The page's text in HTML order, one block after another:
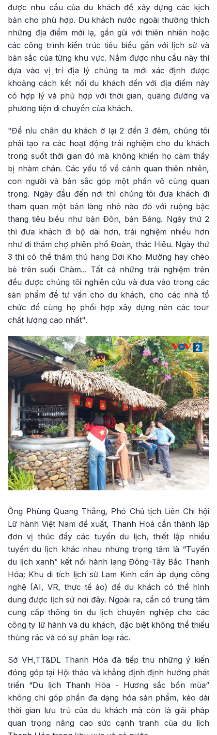
được nhu cầu của du khách để xây dựng các kịch
bản cho phù hợp. Du khách nước ngoài thường thích
những địa điểm mới lạ, gần gũi với thiên nhiên hoặc
các công trình kiến trúc tiêu biểu gắn với lịch sử và
bản sắc của từng khu vực. Nắm được nhu cầu này thì
dựa vào vị trí địa lý chúng ta mới xác định được
khoảng cách kết nối du khách đến với địa điểm này
có hợp lý và phù hợp với thời gian, quãng đường và
phương tiện di chuyển của khách.
"Để níu chân du khách ở lại 2 đến 3 đêm, chúng tôi
phải tạo ra các hoạt động trải nghiệm cho du khách
trong suốt thời gian đó mà không khiến họ cảm thấy
bị nhàm chán. Các yếu tố về cảnh quan thiên nhiên,
con người và bản sắc góp một phần vô cùng quan
trọng. Ngày đầu đến nơi thì chúng tôi đưa khách đi
tham quan một bản làng nhỏ nào đó với ruộng bậc
thang tiêu biểu như bản Đôn, bản Báng. Ngày thứ 2
thì đưa khách đi bộ dài hơn, trải nghiệm nhiều hơn
như đi thăm chợ phiên phố Đoàn, thác Hiêu. Ngày thứ
3 thì có thể thăm thú hang Dơi Kho Mường hay chèo
bè trên suối Chàm... Tất cả những trải nghiệm trên
đều được chúng tôi nghiên cứu và đưa vào trong các
sản phẩm để tư vấn cho du khách, cho các nhà tổ
chức để cùng họ phối hợp xây dựng nên các tour
chất lượng cao nhất".
Ông Phùng Quang Thắng, Phó Chủ tịch Liên Chi hội
Lữ hành Việt Nam đề xuất, Thanh Hoá cần thành lập
đơn vị thúc đẩy các tuyến du lịch, thiết lập nhiều
tuyến du lịch khác nhau nhưng trọng tâm là “Tuyến
du lịch xanh” kết nối hành lang Đông-Tây Bắc Thanh
Hóa; Khu di tích lịch sử Lam Kinh cần áp dụng công
nghệ (AI, VR, thực tế ảo) để du khách có thể hình
dung được lịch sử nơi đây. Ngoài ra, cần có trung tâm
cung cấp thông tin du lịch chuyên nghiệp cho các
công ty lữ hành và du khách, đặc biệt không thể thiếu
thùng rác và có sự phân loại rác.
Sở VH,TT&DL Thanh Hóa đã tiếp thu những ý kiến
đóng góp tại Hội thảo và khẳng định định hướng phát
triển “Du lịch Thanh Hóa - Hương sắc bốn mùa”
không chỉ góp phần đa dạng hóa sản phẩm, kéo dài
thời gian lưu trú của du khách mà còn là giải pháp
quan trọng nâng cao sức cạnh tranh của du lịch